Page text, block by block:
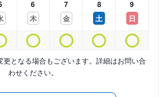
6
木
7
金
8
土
9
日
となる場合もございます。詳細はお問い合
わせください。